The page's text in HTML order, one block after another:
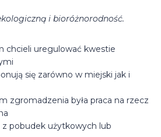
i bioróżnorodność.
chcieli uregulować kwestie
się zarówno w miejski jak i
zgromadzenia była praca na rzecz
pobudek użytkowych lub